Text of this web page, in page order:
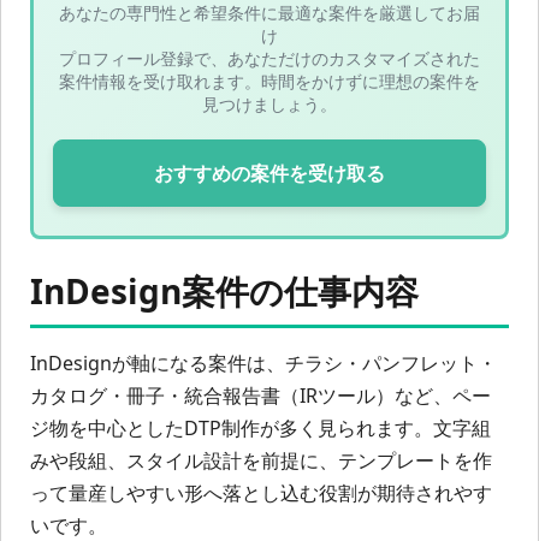
あなたの専門性と希望条件に最適な案件を厳選してお届
け
プロフィール登録で、あなただけのカスタマイズされた
案件情報を受け取れます。時間をかけずに理想の案件を
見つけましょう。
おすすめの案件を受け取る
InDesign案件の仕事内容
InDesignが軸になる案件は、チラシ・パンフレット・
カタログ・冊子・統合報告書（IRツール）など、ペー
ジ物を中心としたDTP制作が多く見られます。文字組
みや段組、スタイル設計を前提に、テンプレートを作
って量産しやすい形へ落とし込む役割が期待されやす
いです。